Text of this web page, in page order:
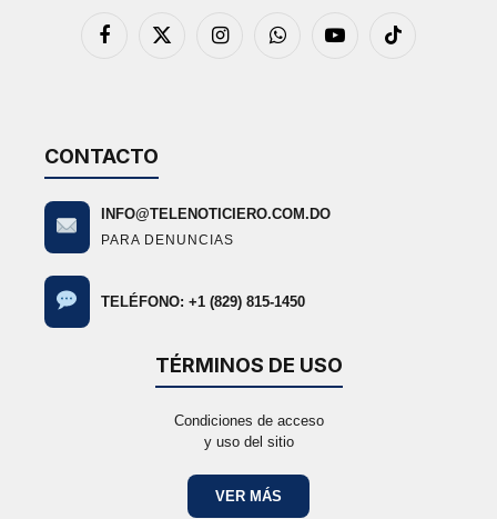
Facebook
X
InstagramWhatsAppYouTubeTikTok
CONTACTO
INFO@TELENOTICIERO.COM.DO
PARA DENUNCIAS
TELÉFONO: +1 (829) 815-1450
TÉRMINOS DE USO
Condiciones de acceso
y uso del sitio
VER MÁS